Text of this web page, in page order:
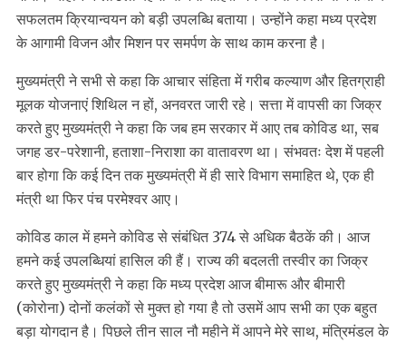
सफलतम क्रियान्वयन को बड़ी उपलब्धि बताया। उन्होंने कहा मध्य प्रदेश
के आगामी विजन और मिशन पर समर्पण के साथ काम करना है।
मुख्यमंत्री ने सभी से कहा कि आचार संहिता में गरीब कल्याण और हितग्राही
मूलक योजनाएं शिथिल न हों, अनवरत जारी रहे। सत्ता में वापसी का जिक्र
करते हुए मुख्यमंत्री ने कहा कि जब हम सरकार में आए तब कोविड था, सब
जगह डर-परेशानी, हताशा-निराशा का वातावरण था। संभवतः देश में पहली
बार होगा कि कई दिन तक मुख्यमंत्री में ही सारे विभाग समाहित थे, एक ही
मंत्री था फिर पंच परमेश्वर आए।
कोविड काल में हमने कोविड से संबंधित 374 से अधिक बैठकें की। आज
हमने कई उपलब्धियां हासिल की हैं। राज्य की बदलती तस्वीर का जिक्र
करते हुए मुख्यमंत्री ने कहा कि मध्य प्रदेश आज बीमारू और बीमारी
(कोरोना) दोनों कलंकों से मुक्त हो गया है तो उसमें आप सभी का एक बहुत
बड़ा योगदान है। पिछले तीन साल नौ महीने में आपने मेरे साथ, मंत्रिमंडल के